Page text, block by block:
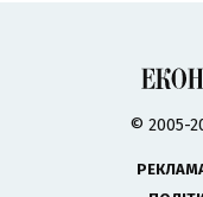
© 2005-